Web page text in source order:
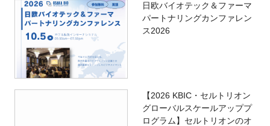
日欧バイオテック＆ファーマ
パートナリングカンファレン
ス2026
【2026 KBIC・セルトリオン
グローバルスケールアッププ
ログラム】セルトリオンのオ